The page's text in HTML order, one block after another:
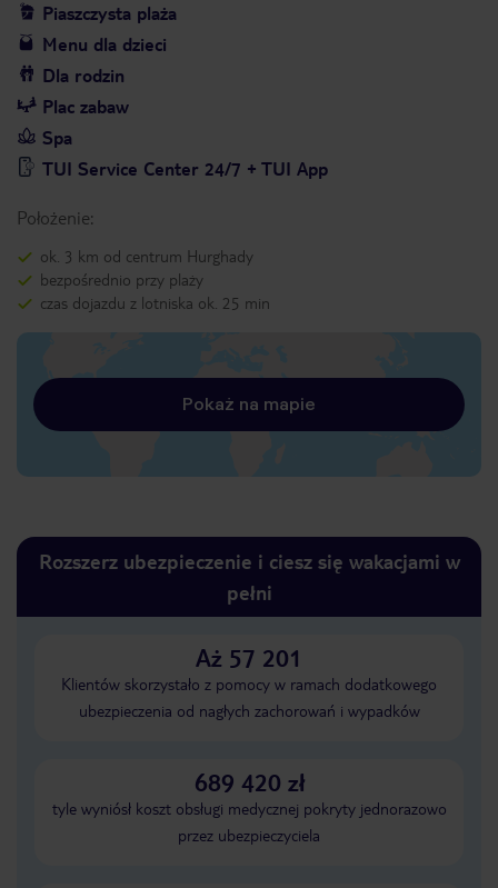
Piaszczysta plaża
Menu dla dzieci
Dla rodzin
Plac zabaw
Spa
TUI Service Center 24/7 + TUI App
Położenie:
ok. 3 km od centrum Hurghady
bezpośrednio przy plaży
czas dojazdu z lotniska ok. 25 min
Pokaż na mapie
Rozszerz ubezpieczenie i ciesz się wakacjami w
pełni
Aż 57 201
Klientów skorzystało z pomocy w ramach dodatkowego
ubezpieczenia od nagłych zachorowań i wypadków
689 420 zł
tyle wyniósł koszt obsługi medycznej pokryty jednorazowo
przez ubezpieczyciela